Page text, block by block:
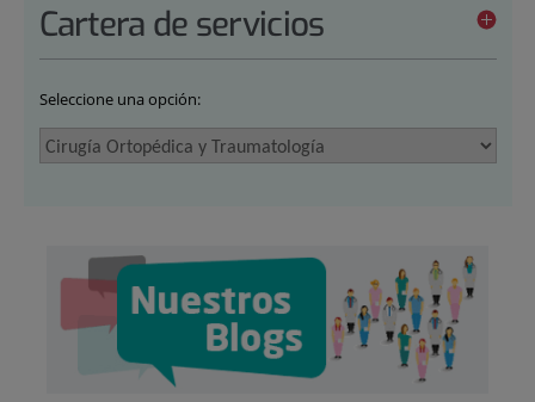
Cartera de servicios
Seleccione una opción: